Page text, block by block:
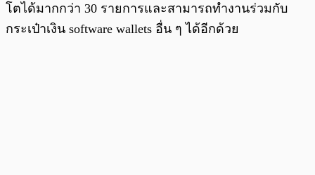
โตได้มากกว่า 30 รายการและสามารถทำงานร่วมกับ
กระเป๋าเงิน software wallets อื่น ๆ ได้อีกด้วย